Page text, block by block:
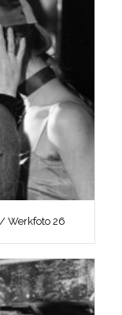
/ Werkfoto 26